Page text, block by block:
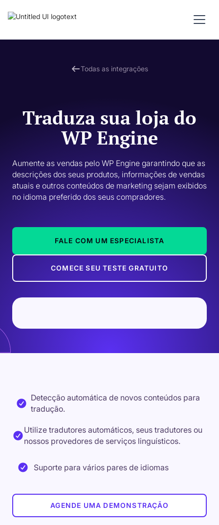
Todas as integrações
Traduza sua loja do
WP Engine
Aumente as vendas pelo WP Engine garantindo que as
descrições dos seus produtos, informações de vendas
atuais e outros conteúdos de marketing sejam exibidos
no idioma preferido dos seus compradores.
FALE COM UM ESPECIALISTA
COMECE SEU TESTE GRATUITO
Detecção automática de novos conteúdos para
tradução.
Utilize tradutores automáticos, seus tradutores ou
nossos provedores de serviços linguísticos.
Suporte para vários pares de idiomas
AGENDE UMA DEMONSTRAÇÃO